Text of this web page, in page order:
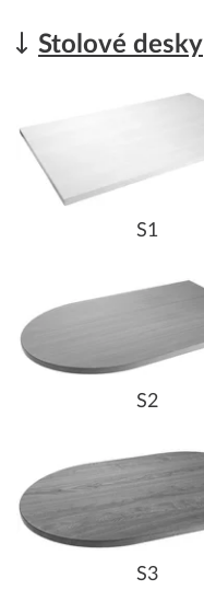
Stolové desky
S1
S2
S3